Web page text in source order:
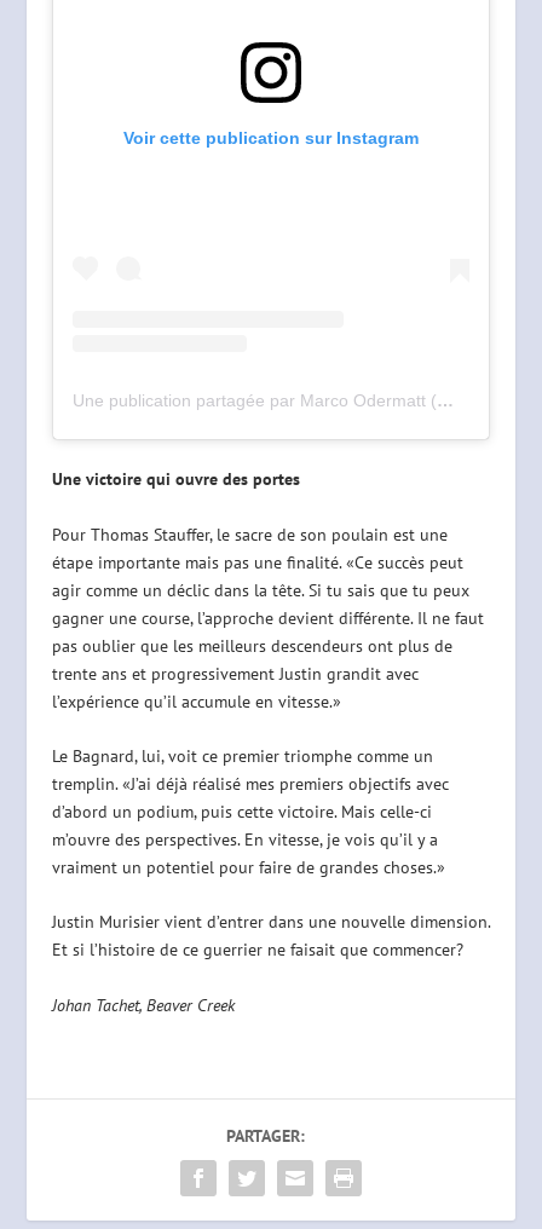
Voir cette publication sur Instagram
Une publication partagée par Marco Odermatt (@marcoodermatt)
Une victoire qui ouvre des portes
Pour Thomas Stauffer, le sacre de son poulain est une
étape importante mais pas une finalité. «Ce succès peut
agir comme un déclic dans la tête. Si tu sais que tu peux
gagner une course, l’approche devient différente. Il ne faut
pas oublier que les meilleurs descendeurs ont plus de
trente ans et progressivement Justin grandit avec
l’expérience qu’il accumule en vitesse.»
Le Bagnard, lui, voit ce premier triomphe comme un
tremplin. «J’ai déjà réalisé mes premiers objectifs avec
d’abord un podium, puis cette victoire. Mais celle-ci
m’ouvre des perspectives. En vitesse, je vois qu’il y a
vraiment un potentiel pour faire de grandes choses.»
Justin Murisier vient d’entrer dans une nouvelle dimension.
Et si l’histoire de ce guerrier ne faisait que commencer?
Johan Tachet, Beaver Creek
PARTAGER: